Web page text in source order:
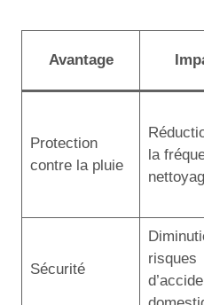
Avantage
Protection
contre la pluie
la
Sécurité
risques